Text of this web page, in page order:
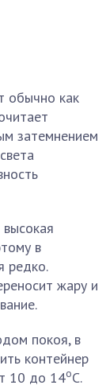
обычно как
затемнением
в
редко.
жару и
покоя, в
контейнер
10 до 14оС.